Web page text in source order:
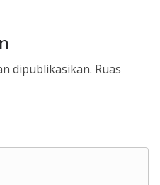
dipublikasikan. Ruas